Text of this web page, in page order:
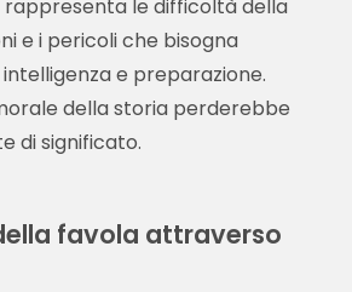
rappresenta le difficoltà della
e i pericoli che bisogna
e preparazione.
della storia perderebbe
di significato.
favola attraverso